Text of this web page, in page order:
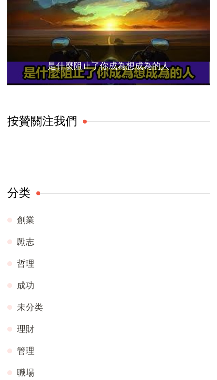
是什麼阻止了你成為想成為的人
按贊關注我們
分类
創業
勵志
哲理
成功
未分类
理財
管理
職場